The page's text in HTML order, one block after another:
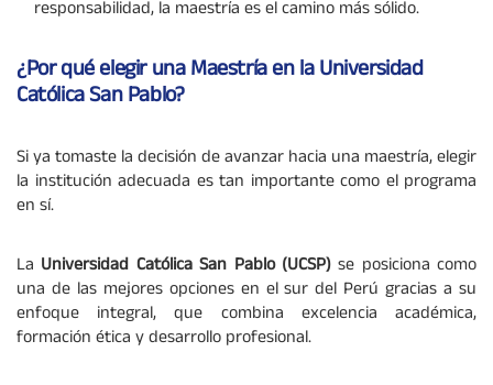
responsabilidad, la maestría es el camino más sólido.
¿Por qué elegir una Maestría en la Universidad
Católica San Pablo?
Si ya tomaste la decisión de avanzar hacia una maestría, elegir
la institución adecuada es tan importante como el programa
en sí.
La Universidad Católica San Pablo (UCSP)se posiciona como
una de las mejores opciones en el sur del Perú gracias a su
enfoque integral, que combina excelencia académica,
formación ética y desarrollo profesional.